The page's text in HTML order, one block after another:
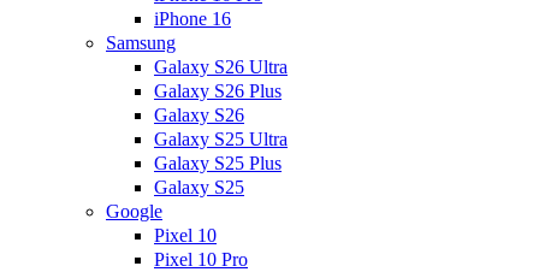
iPhone 16
Samsung
Galaxy S26 Ultra
Galaxy S26 Plus
Galaxy S26
Galaxy S25 Ultra
Galaxy S25 Plus
Galaxy S25
Google
Pixel 10
Pixel 10 Pro